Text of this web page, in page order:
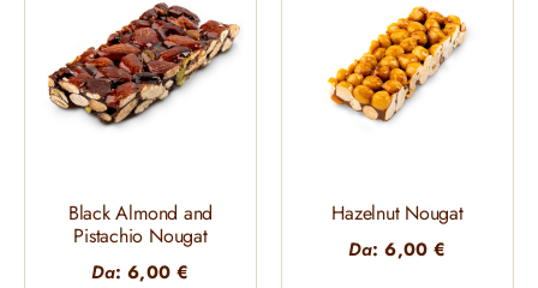
Black Almond and
Pistachio Nougat
Da:6,00€
Hazelnut Nougat
Da:6,00€